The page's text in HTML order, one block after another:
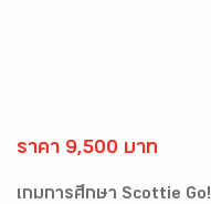
ราคา 9,500 บาท
เกมการศึกษา Scottie Go!